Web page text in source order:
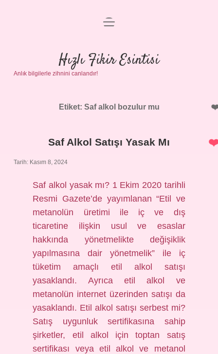
Anasayfa
Gizlilik Politikası
Yasal Uyarı
menüyü
Hızlı Fikir Esintisi
Anlık bilgilerle zihnini canlandır!
Etiket: Saf alkol bozulur mu
Saf Alkol Satışı Yasak Mı
Tarih: Kasım 8, 2024
Saf alkol yasak mı? 1 Ekim 2020 tarihli
Resmi Gazete’de yayımlanan “Etil ve
metanolün üretimi ile iç ve dış
ticaretine ilişkin usul ve esaslar
hakkında yönetmelikte değişiklik
yapılmasına dair yönetmelik” ile iç
tüketim amaçlı etil alkol satışı
yasaklandı. Ayrıca etil alkol ve
metanolün internet üzerinden satışı da
yasaklandı. Etil alkol satışı serbest mi?
Satış uygunluk sertifikasına sahip
şirketler, etil alkol için toptan satış
sertifikası veya etil alkol ve metanol